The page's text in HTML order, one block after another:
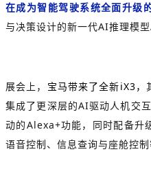
在成为智能驾驶系统全面升级
与决策设计的新一代AI推理模
展会上， 宝马带来了全新iX3，
集成了更深层的AI驱动人机交
动的Alexa+功能，同时配备升
语音控制、信息查询与座舱控